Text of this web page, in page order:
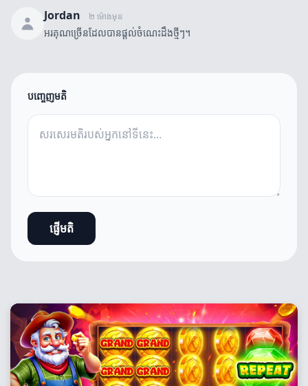
Jordan ២ ម៉ោងមុន
អរគុណច្រើនដែលបានផ្តល់ចំណេះដឹងថ្មីៗ។
បញ្ចេញមតិ
ផ្ញើមតិ